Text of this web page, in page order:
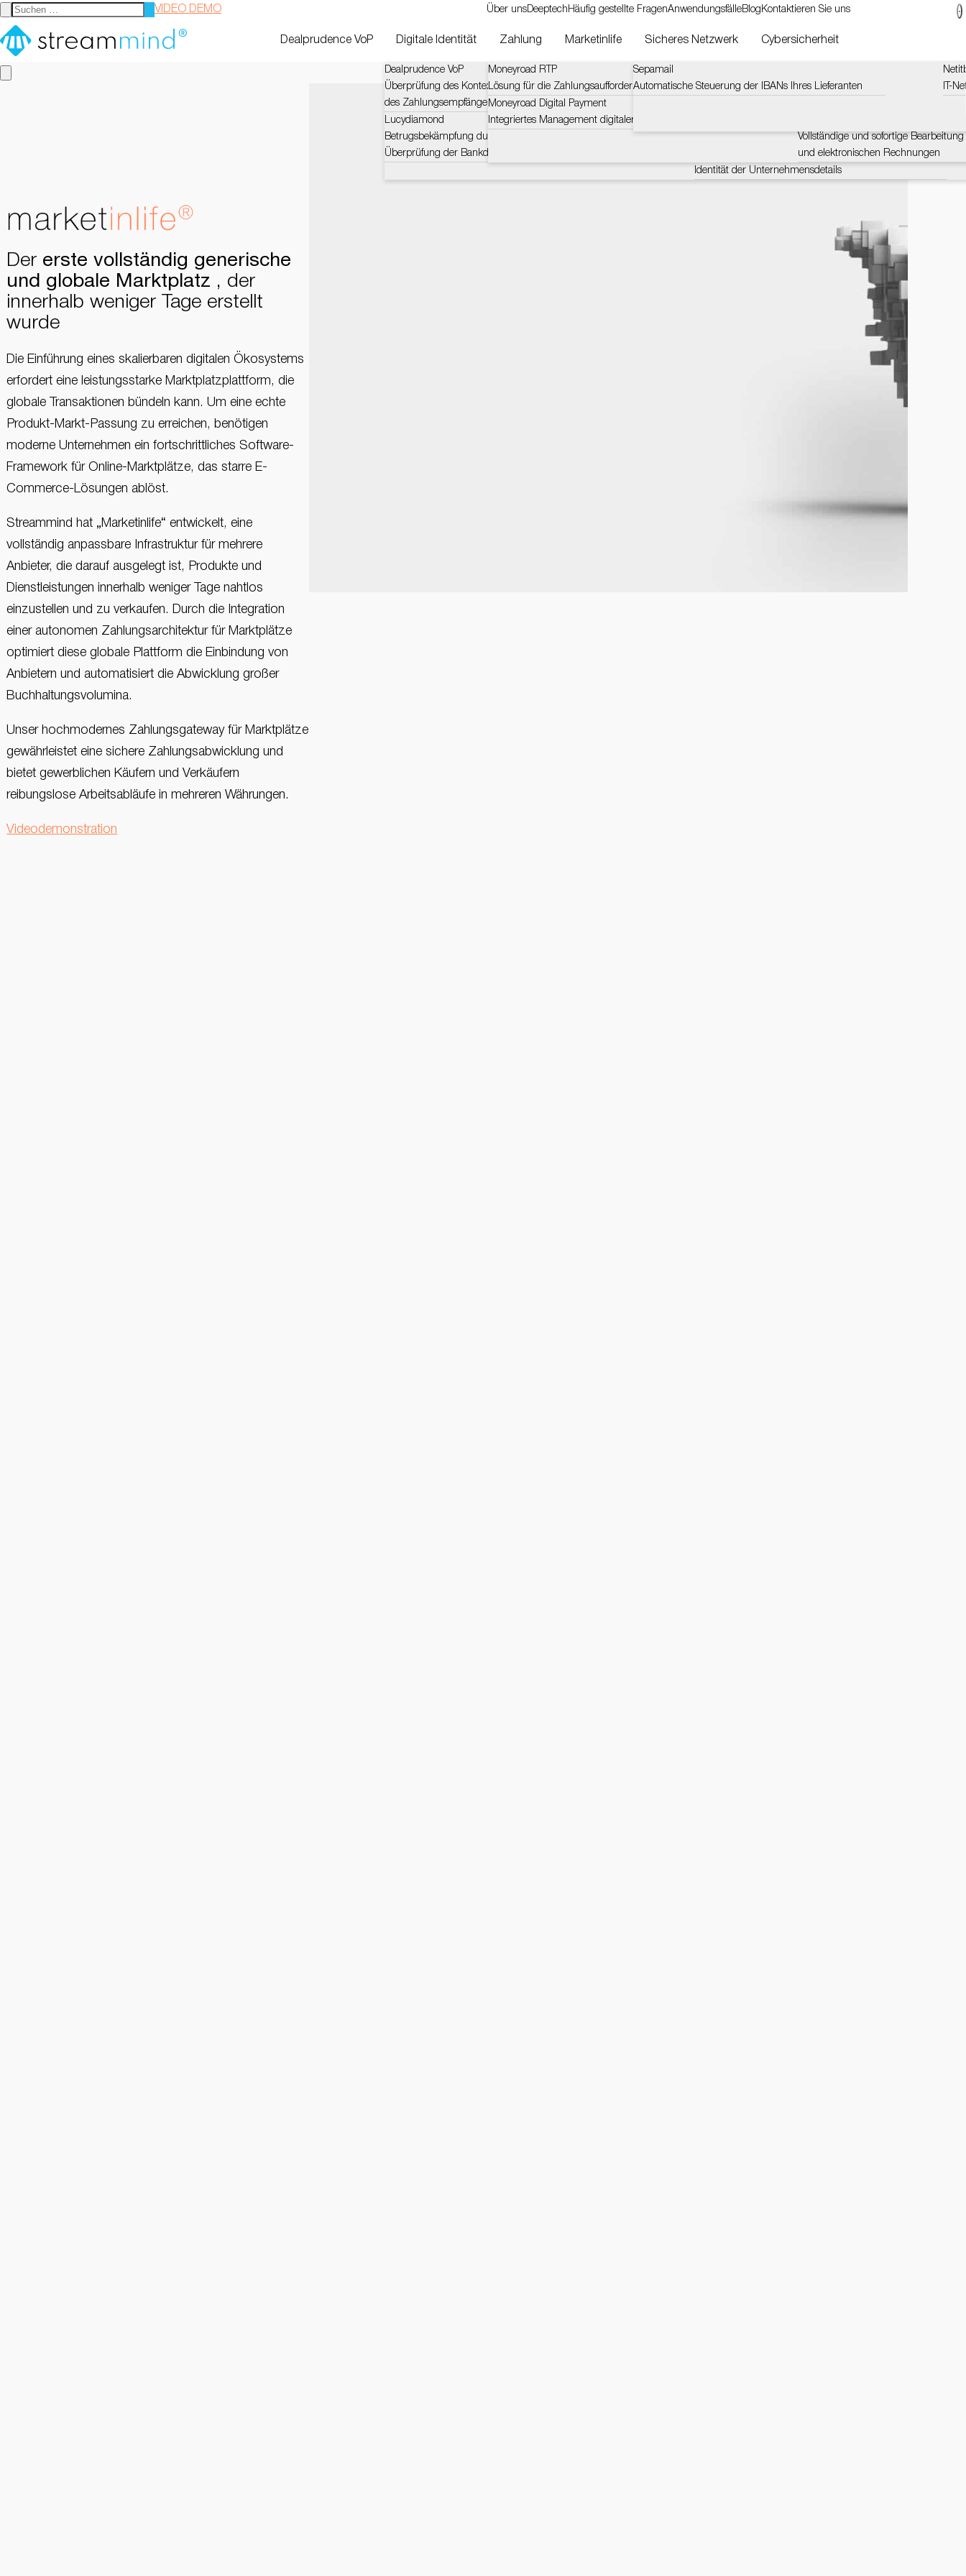
StreamMind
Dealprudence VoP Digitale Identität
Dealprudence VoP
Überprüfung des Kontexts und der Herausforderungen
des Zahlungsempfängers (VOP)
Lucydiamond
Betrugsbekämpfung durch zertifizierte und automatische
Überprüfung der Bankdaten
Steuert und sammelt Informationen über das Telefon
Identität der Unternehmensdetails
Zahlung
Moneyroad RTP
Lösung für die Zahlungsaufforderung.
Moneyroad Digital Payment
Integriertes Management digitaler Zahlungen
Instant Payment verkürzt die
Vollständige und sofortige Bearbeitung
und elektronischen Rechnungen
Marketinlife Sicheres Netzwerk
Sepamail
Automatische Steuerung der IBANs Ihres Lieferanten
IT-
Cybersicherheit
VIDEO DEMO Über unsDeeptech Häufig gestellte FragenAnwendungsfälleBlog Kontaktieren Sie uns
Der erste vollständig generische
und globale Marktplatz , der
innerhalb weniger Tage erstellt
wurde
Die Einführung eines skalierbaren digitalen Ökosystems
erfordert eine leistungsstarke Marktplatzplattform, die
globale Transaktionen bündeln kann. Um eine echte
Produkt-Markt-Passung zu erreichen, benötigen
moderne Unternehmen ein fortschrittliches Software-
Framework für Online-Marktplätze, das starre E-
Commerce-Lösungen ablöst.
Streammind hat „Marketinlife“ entwickelt, eine
vollständig anpassbare Infrastruktur für mehrere
Anbieter, die darauf ausgelegt ist, Produkte und
Dienstleistungen innerhalb weniger Tage nahtlos
einzustellen und zu verkaufen. Durch die Integration
einer autonomen Zahlungsarchitektur für Marktplätze
optimiert diese globale Plattform die Einbindung von
Anbietern und automatisiert die Abwicklung großer
Buchhaltungsvolumina.
Unser hochmodernes Zahlungsgateway für Marktplätze
gewährleistet eine sichere Zahlungsabwicklung und
bietet gewerblichen Käufern und Verkäufern
reibungslose Arbeitsabläufe in mehreren Währungen.
Videodemonstration